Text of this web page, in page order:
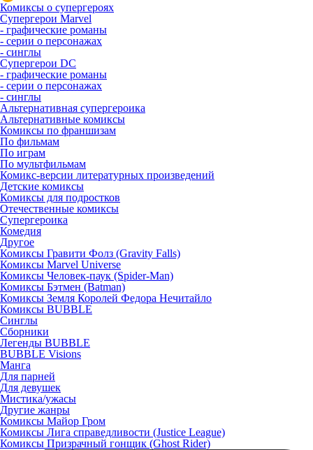
Комиксы о супергероях
Супергерои Marvel
- графические романы
- серии о персонажах
- синглы
Супергерои DC
- графические романы
- серии о персонажах
- синглы
Альтернативная супергероика
Альтернативные комиксы
Комиксы по франшизам
По фильмам
По играм
По мультфильмам
Комикс-версии литературных произведений
Детские комиксы
Комиксы для подростков
Отечественные комиксы
Супергероика
Комедия
Другое
Комиксы Гравити Фолз (Gravity Falls)
Комиксы Marvel Universe
Комиксы Человек-паук (Spider-Man)
Комиксы Бэтмен (Batman)
Комиксы Земля Королей Федора Нечитайло
Комиксы BUBBLE
Синглы
Сборники
Легенды BUBBLE
BUBBLE Visions
Манга
Для парней
Для девушек
Мистика/ужасы
Другие жанры
Комиксы Майор Гром
Комиксы Лига справедливости (Justice League)
Комиксы Призрачный гонщик (Ghost Rider)